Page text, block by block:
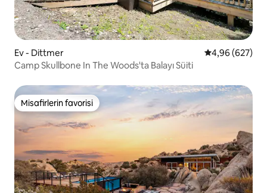
Ev - Dittmer 5 üzerinden
4,96 (627)
Camp Skullbone In The Woods'ta Balayı Süiti
Misafirlerin favorisi
Misafirlerin favorisi